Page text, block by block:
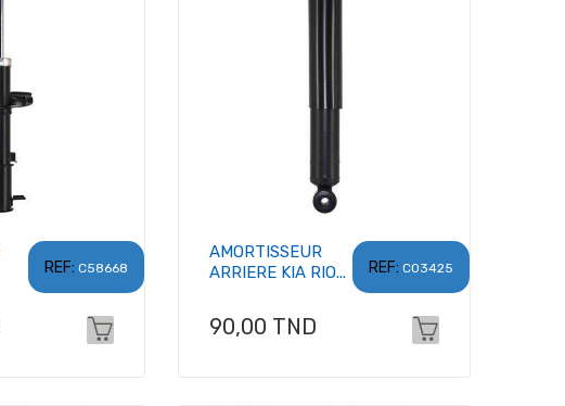
REF: C58668 REF: C03425
AMORTISSEUR
ARRIERE KIA RIO...
Prix
90,00 TND